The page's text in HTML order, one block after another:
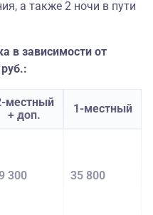
а также 2 ночи в пути
в зависимости от
местный
+ доп.
1-местный
300 35 800